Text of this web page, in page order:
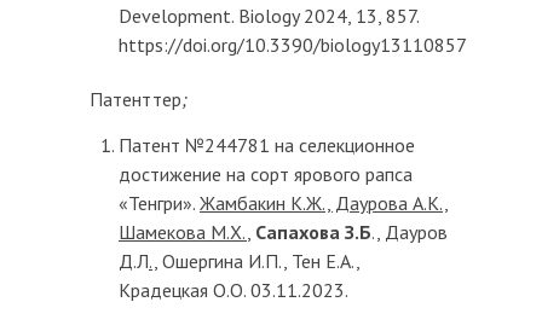
Development. Biology 2024, 13, 857.
https://doi.org/10.3390/biology13110857
Патенттер;
Патент №244781 на селекционное
достижение на сорт ярового рапса
«Тенгри». Жамбакин К.Ж., Даурова А.К.,
Шамекова М.Х., Сапахова З.Б., Дауров
Д.Л., Ошергина И.П., Тен Е.А.,
Крадецкая О.О. 03.11.2023.